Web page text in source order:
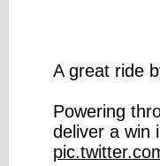
A great ride
Powering
deliver a win